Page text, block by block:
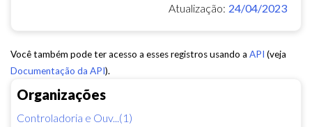
Organizações
Controladoria e Ouv...(1)
Atualização: 24/04/2023
Você também pode ter acesso a esses registros usando a API (veja
Documentação da API).